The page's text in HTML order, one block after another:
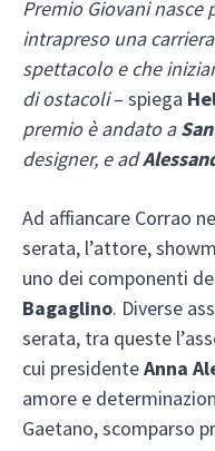
Premio Giovani
intrapreso una
spettacolo e che
di ostacoli– spiega
premio è andato a
designer, e ad
Ad affiancare Corrao
serata, l’attore,
uno dei componenti
Bagaglino. Diverse
serata, tra queste
cui presidenteAnna
amore e
Gaetano, scomparso